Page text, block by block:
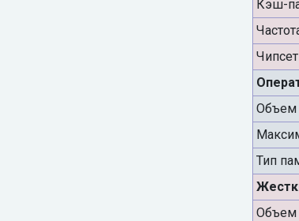
Кэш-
Чипсет
Объем
Тип
Объем